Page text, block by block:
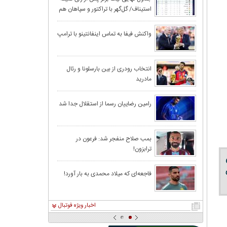
استیناف/ گل‌گهر با تراکتور و سپاهان هم
امتیاز شد
واکنش فیفا به تماس اینفانتینو با ترامپ
انتخاب رودری از بین بارسلونا و رئال
مادرید
رامین رضاییان رسما از استقلال جدا شد
بمب صلاح منفجر شد: فرعون در
ترابزون!
فاجعه‌ای که میلاد محمدی به بار آورد!
اخبار ویژه فوتبال